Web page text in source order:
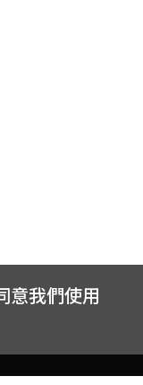
意我們使用